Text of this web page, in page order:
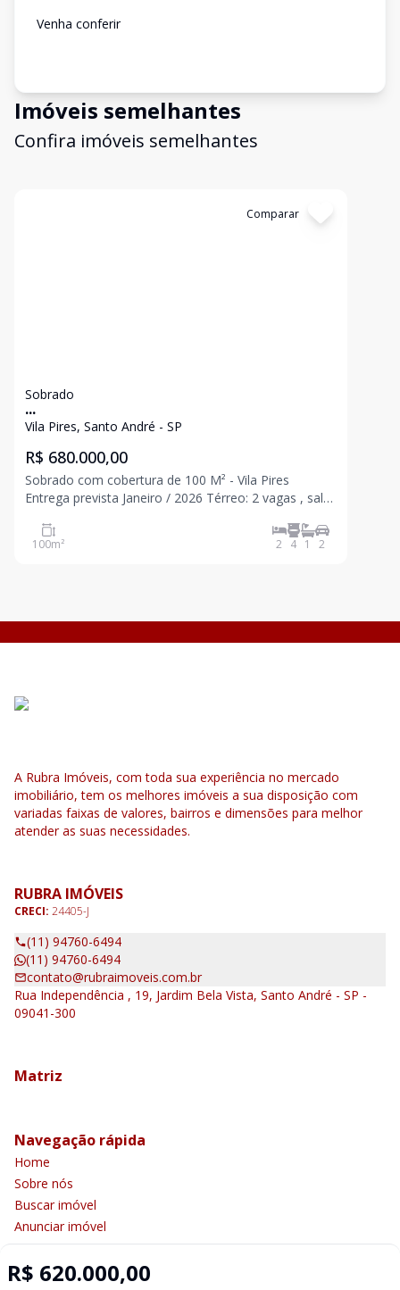
Venha conferir
Imóveis semelhantes
Confira imóveis semelhantes
Comparar
Sobrado
...
Vila Pires, Santo André - SP
R$ 680.000,00
Sobrado com cobertura de 100 M² - Vila Pires
Entrega prevista Janeiro / 2026 Térreo: 2 vagas , sala,
dormitórios sendo 1 suíte com sacada, 1 banheiro 2º
pavimento: cobertura parcialmente coberta e
100m² 2 4 1 2
R$ 620.000,00
A Rubra Imóveis, com toda sua experiência no mercado
imobiliário, tem os melhores imóveis a sua disposição com
variadas faixas de valores, bairros e dimensões para melhor
atender as suas necessidades.
RUBRA IMÓVEIS
CRECI: 24405-J
(11) 94760-6494
(11) 94760-6494
contato@rubraimoveis.com.br
Rua Independência , 19, Jardim Bela Vista, Santo André - SP -
09041-300
Matriz
Navegação rápida
Home
Sobre nós
Buscar imóvel
Anunciar imóvel
Contato